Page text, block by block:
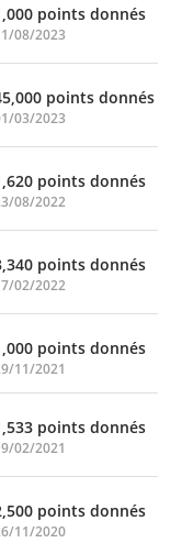
points donnés
08/2023
points donnés
03/2023
points donnés
08/2022
points donnés
02/2022
points donnés
11/2021
points donnés
02/2021
points donnés
11/2020